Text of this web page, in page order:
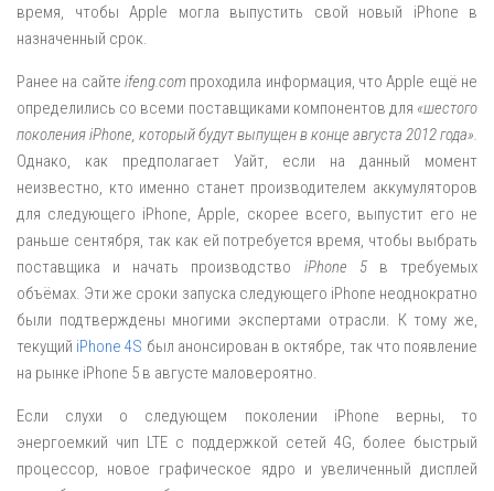
время, чтобы Apple могла выпустить свой новый iPhone в
назначенный срок.
Ранее на сайте ifeng.com проходила информация, что Apple ещё не
определились со всеми поставщиками компонентов для «шестого
поколения iPhone, который будут выпущен в конце августа 2012 года».
Однако, как предполагает Уайт, если на данный момент
неизвестно, кто именно станет производителем аккумуляторов
для следующего iPhone, Apple, скорее всего, выпустит его не
раньше сентября, так как ей потребуется время, чтобы выбрать
поставщика и начать производство iPhone 5в требуемых
объёмах. Эти же сроки запуска следующего iPhone неоднократно
были подтверждены многими экспертами отрасли. К тому же,
текущий iPhone 4S был анонсирован в октябре, так что появление
на рынке iPhone 5 в августе маловероятно.
Если слухи о следующем поколении iPhone верны, то
энергоемкий чип LTE с поддержкой сетей 4G, более быстрый
процессор, новое графическое ядро и увеличенный дисплей